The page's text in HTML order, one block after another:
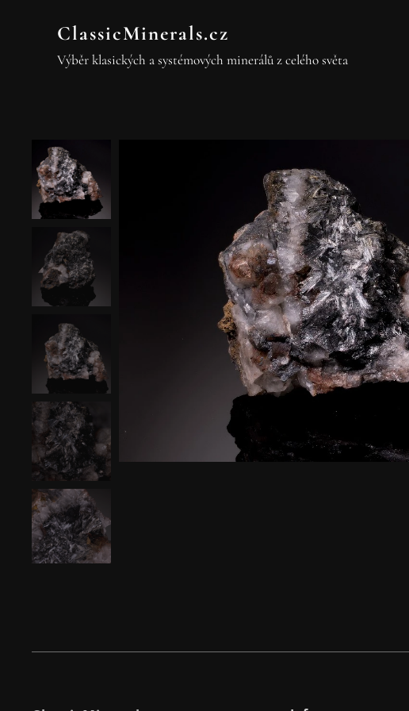
ClassicMinerals.cz
Výběr klasických a systémových minerálů z celého světa